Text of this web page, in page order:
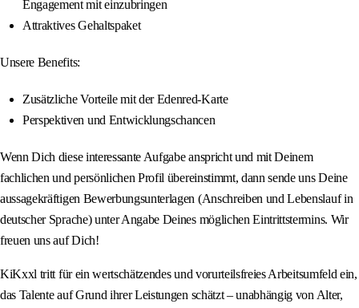
Engagement mit einzubringen
Attraktives Gehaltspaket
Unsere Benefits:
Zusätzliche Vorteile mit der Edenred-Karte
Perspektiven und Entwicklungschancen
Wenn Dich diese interessante Aufgabe anspricht und mit Deinem
fachlichen und persönlichen Profil übereinstimmt, dann sende uns Deine
aussagekräftigen Bewerbungsunterlagen (Anschreiben und Lebenslauf in
deutscher Sprache) unter Angabe Deines möglichen Eintrittstermins. Wir
freuen uns auf Dich!
KiKxxl tritt für ein wertschätzendes und vorurteilsfreies Arbeitsumfeld ein,
das Talente auf Grund ihrer Leistungen schätzt – unabhängig von Alter,